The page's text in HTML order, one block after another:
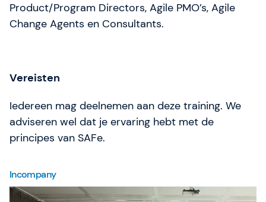
Product/Program Directors, Agile PMO’s, Agile
Change Agents en Consultants.
Vereisten
Iedereen mag deelnemen aan deze training. We
adviseren wel dat je ervaring hebt met de
principes van SAFe.
Incompany